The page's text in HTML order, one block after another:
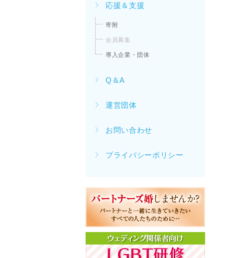
応援＆支援
寄附
会員募集
導入企業・団体
Q＆A
運営団体
お問い合わせ
プライバシーポリシー